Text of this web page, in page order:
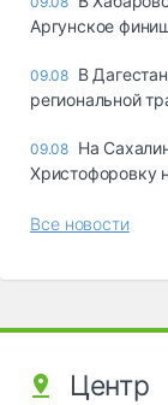
Аргунское
09.08 В
региональной
09.08 На
Христофоровку
Все новости
Центр